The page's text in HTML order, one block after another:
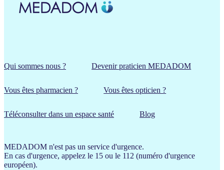
Qui sommes nous ? Devenir praticien MEDADOM
Vous êtes pharmacien ? Vous êtes opticien ?
Téléconsulter dans un espace santé Blog
MEDADOM n'est pas un service d'urgence.
En cas d'urgence, appelez le 15 ou le 112 (numéro d'urgence
européen).